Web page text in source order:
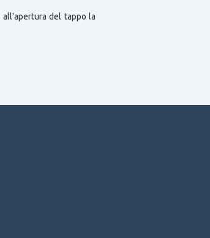
all'apertura del tappo la